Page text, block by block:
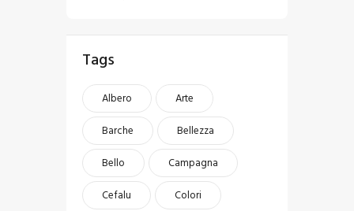
Tags
Albero
Arte
Barche
Bellezza
Bello
Campagna
Cefalu
Colori